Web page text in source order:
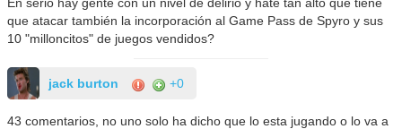
En serio hay gente con un nivel de delirio y hate tan alto que tiene
que atacar también la incorporación al Game Pass de Spyro y sus
10 "milloncitos" de juegos vendidos?
jack burton +0
43 comentarios, no uno solo ha dicho que lo esta jugando o lo va a